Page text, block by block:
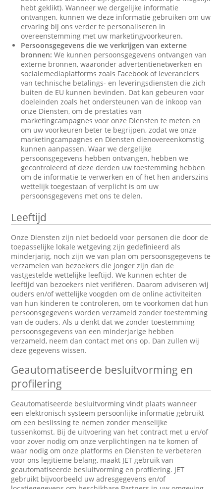
hebt geklikt). Wanneer we dergelijke informatie
ontvangen, kunnen we deze informatie gebruiken om uw
ervaring bij ons verder te personaliseren in
overeenstemming met uw marketingvoorkeuren.
Persoonsgegevens die we verkrijgen van externe
bronnen: We kunnen persoonsgegevens ontvangen van
externe bronnen, waaronder advertentienetwerken en
socialemediaplatforms zoals Facebook of leveranciers
van technische betalings- en leveringsdiensten die zich
buiten de EU kunnen bevinden. Dat kan gebeuren voor
doeleinden zoals het ondersteunen van de inkoop van
onze Diensten, om de prestaties van
marketingcampagnes voor onze Diensten te meten en
om uw voorkeuren beter te begrijpen, zodat we onze
marketingcampagnes en Diensten dienovereenkomstig
kunnen aanpassen. Waar we dergelijke
persoonsgegevens hebben ontvangen, hebben we
gecontroleerd of deze derden uw toestemming hebben
om de informatie te verwerken en of het hen anderszins
wettelijk toegestaan of verplicht is om uw
persoonsgegevens met ons te delen.
Leeftijd
Onze Diensten zijn niet bedoeld voor personen die door de
toepasselijke lokale wetgeving zijn gedefinieerd als
minderjarig, noch zijn we van plan om persoonsgegevens te
verzamelen van bezoekers die jonger zijn dan de
vastgestelde wettelijke leeftijd. We kunnen echter de
leeftijd van bezoekers niet verifiëren. Daarom adviseren wij
ouders en/of wettelijke voogden om de online activiteiten
van hun kinderen te controleren, om te voorkomen dat hun
persoonsgegevens worden verzameld zonder toestemming
van de ouders. Als u denkt dat we zonder toestemming
persoonsgegevens van een minderjarige hebben
verzameld, neem dan contact met ons op. Dan zullen wij
deze gegevens wissen.
Geautomatiseerde besluitvorming en
profilering
Geautomatiseerde besluitvorming vindt plaats wanneer
een elektronisch systeem persoonlijke informatie gebruikt
om een beslissing te nemen zonder menselijke
tussenkomst. Bij de uitvoering van het contract met u en/of
voor zover nodig om onze verplichtingen na te komen of
waar nodig om onze platforms en Diensten te verbeteren
voor ons legitieme belang, maakt JET gebruik van
geautomatiseerde besluitvorming en profilering. JET
gebruikt bijvoorbeeld uw adresgegevens en/of